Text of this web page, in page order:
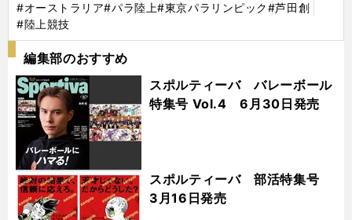
#オーストラリア#パラ陸上#東京パラリンピック#芦田創
#陸上競技
編集部のおすすめ
スポルティーバ バレーボール
特集号 Vol.4 6月30日発売
スポルティーバ 部活特集号
3月16日発売